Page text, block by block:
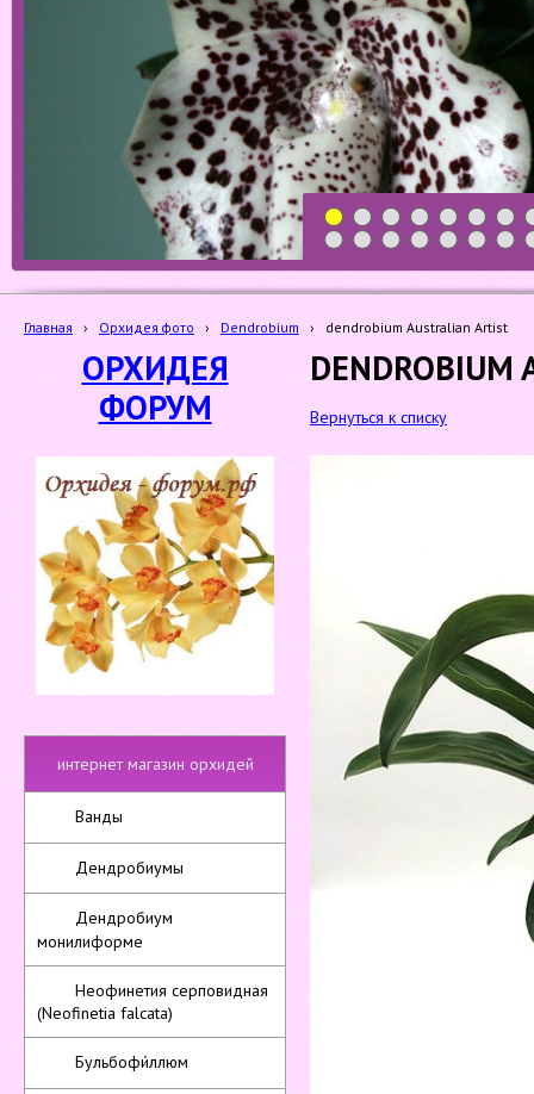
1 2 3 4 5 6 7
8
19 20 21 22 23 24 25
Главная › Орхидея фото › Dendrobium › dendrobium Australian Artist
ОРХИДЕЯ
ФОРУМ
интернет магазин орхидей
Ванды
Дендробиумы
Дендробиум
монилиформе
Неофинетия серповидная
(Neofinetia falcata)
Бульбофи́ллюм
DENDROBIUM
Вернуться к списку